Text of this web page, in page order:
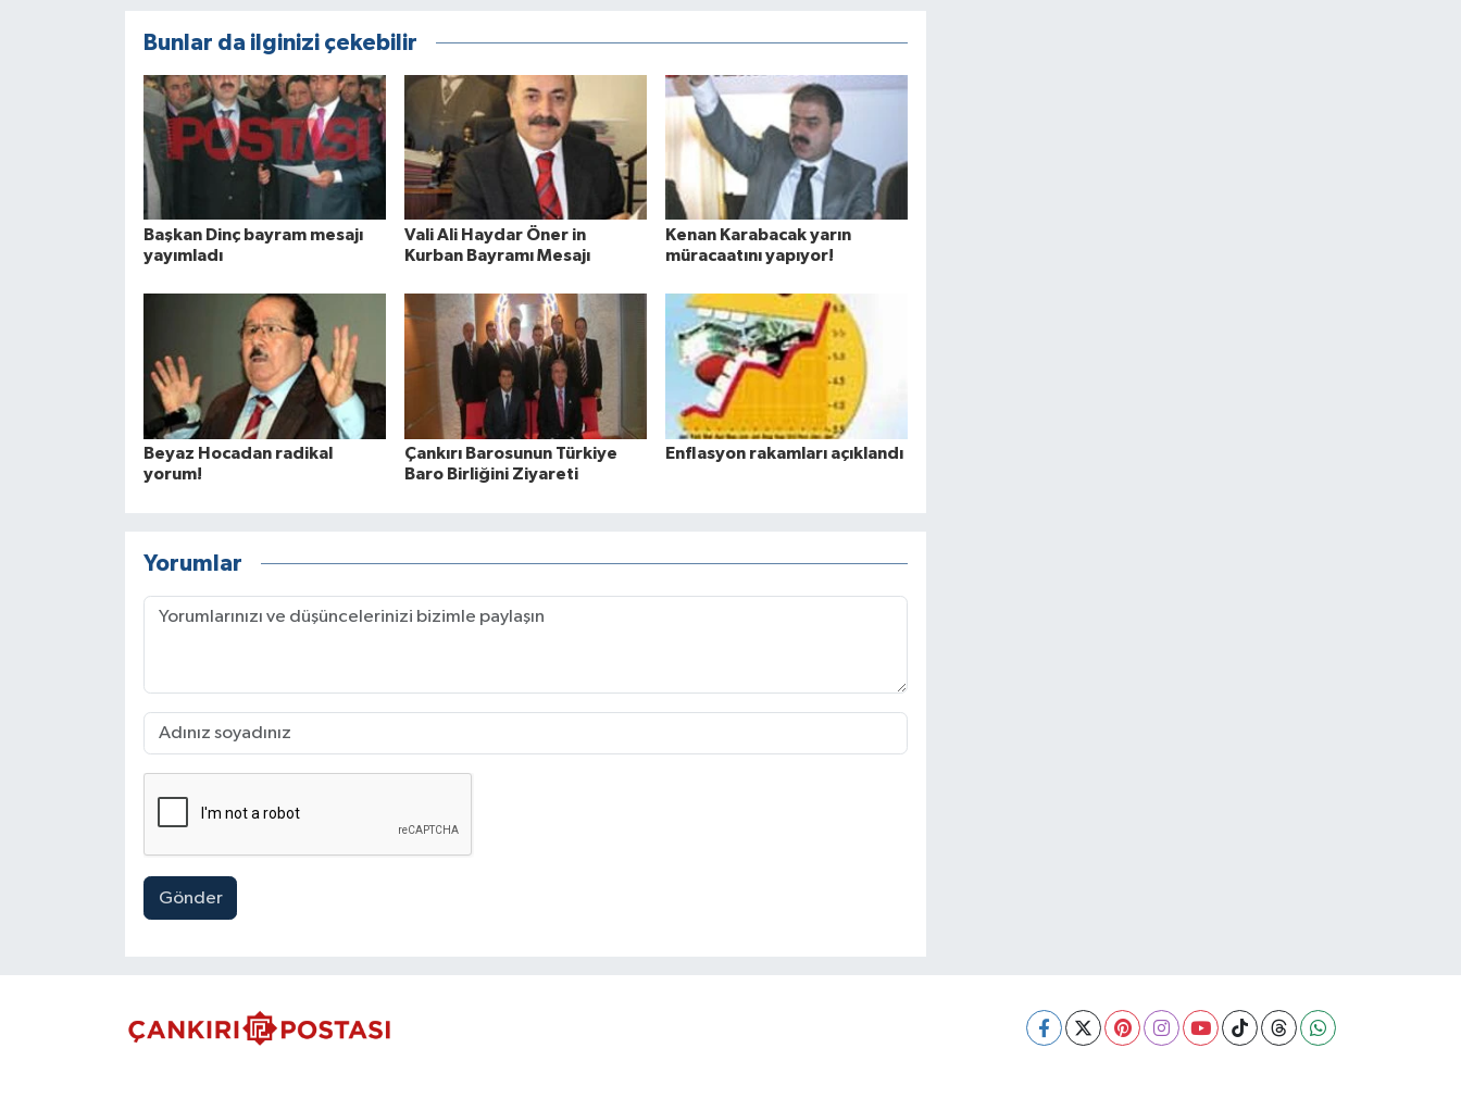
Bunlar da ilginizi çekebilir
Başkan Dinç bayram mesajı
yayımladı
Vali Ali Haydar Öner in
Kurban Bayramı Mesajı
Kenan Karabacak yarın
müracaatını yapıyor!
Beyaz Hocadan radikal
yorum!
Çankırı Barosunun Türkiye
Baro Birliğini Ziyareti
Enflasyon rakamları açıklandı
Yorumlar
Gönder